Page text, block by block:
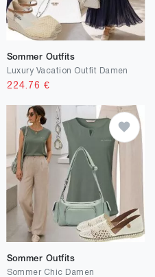
Sommer Outfits
Luxury Vacation Outfit Damen
224.76 €
Sommer Outfits
Sommer Chic Damen